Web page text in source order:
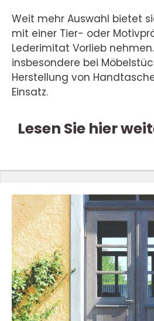
Weit mehr Auswahl bietet
mit einer Tier- oder
Lederimitat Vorlieb
insbesondere bei
Herstellung von
Einsatz.
Lesen Sie hier